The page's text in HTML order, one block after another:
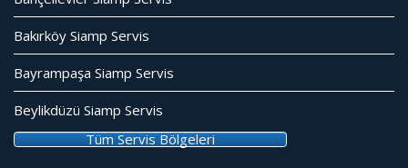
Bakırköy Siamp Servis
Bayrampaşa Siamp Servis
Beylikdüzü Siamp Servis
Tüm Servis Bölgeleri